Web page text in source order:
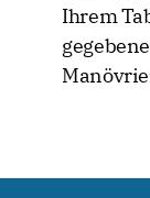
Ihrem